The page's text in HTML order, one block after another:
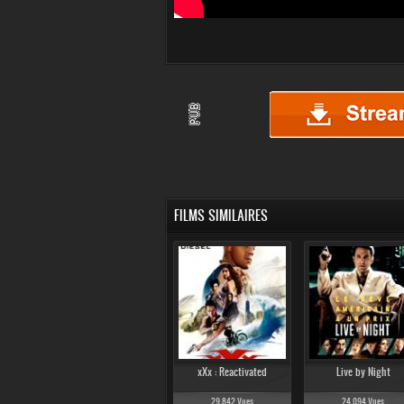
FILMS SIMILAIRES
xXx : Reactivated
29 842 Vues
Live by Night
24 094 Vues